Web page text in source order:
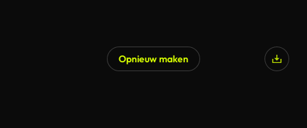
Opnieuw maken